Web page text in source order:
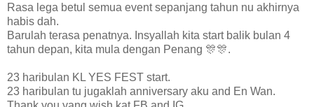
Rasa lega betul semua event sepanjang tahun nu akhirnya
habis dah.
Barulah terasa penatnya. Insyallah kita start balik bulan 4
tahun depan, kita mula dengan Penang 🎊🎊.
23 haribulan KL YES FEST start.
23 haribulan tu jugaklah anniversary aku and En Wan.